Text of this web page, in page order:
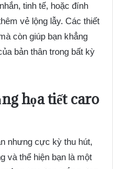
tinh tế, hoặc đính
vẻ lộng lẫy. Các thiết
còn giúp bạn khẳng
bản thân trong bất kỳ
họa tiết caro
nhưng cực kỳ thu hút,
và thể hiện bạn là một